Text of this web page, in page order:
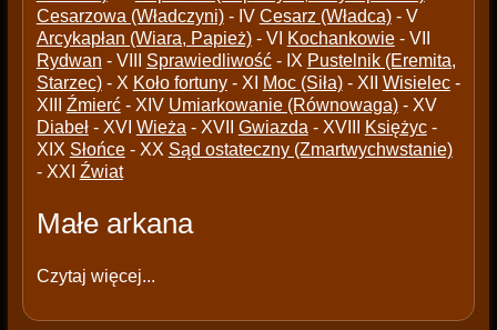
Cesarzowa (Władczyni)- IV Cesarz (Władca)- V
Arcykapłan (Wiara, Papież)- VI Kochankowie- VII
Rydwan - VIII Sprawiedliwość- IX Pustelnik (Eremita,
Starzec)- X Koło fortuny- XI Moc (Siła)- XII Wisielec-
XIII Źmierć- XIV Umiarkowanie (Równowaga)- XV
Diabeł- XVI Wieża - XVII Gwiazda - XVIII Księżyc-
XIX Słońce- XX Sąd ostateczny (Zmartwychwstanie)
- XXI Źwiat
Małe arkana
Czytaj więcej...